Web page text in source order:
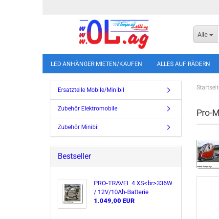
Alle
LED ANHÄNGER MIETEN/KAUFEN ALLES AUF RÄDERN
Pro-
Ersatzteile Mobile/Minibil
Zubehör Elektromobile
Zubehör Minibil
Bestseller
PRO-​TRAVEL 4 XS<br>336W
/ 12V/10Ah-​Batterie
1.049,00 EUR